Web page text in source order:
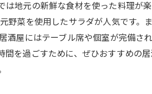
地元の新鮮な食材を使った料理が
野菜を使用したサラダが人気です
屋にはテーブル席や個室が完備さ
を過ごすために、ぜひおすすめの